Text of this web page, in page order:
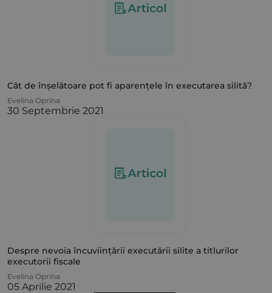
Cât de înșelătoare pot fi aparențele în executarea silită?
Evelina Oprina
30 Septembrie 2021
Despre nevoia încuviințării executării silite a titlurilor
executorii fiscale
Evelina Oprina
05 Aprilie 2021